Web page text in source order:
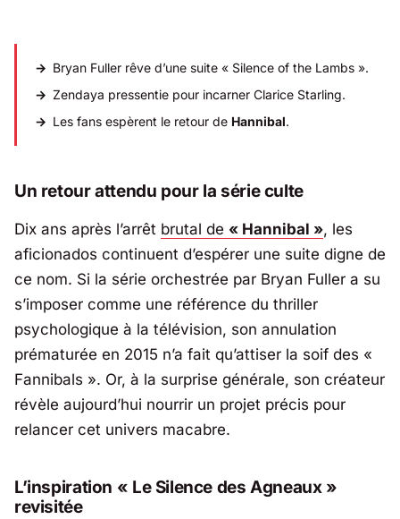
Bryan Fuller rêve d’une suite « Silence of the Lambs ».
Zendaya pressentie pour incarner Clarice Starling.
Les fans espèrent le retour de Hannibal.
Un retour attendu pour la série culte
Dix ans après l’arrêt brutal de « Hannibal », les
aficionados continuent d’espérer une suite digne de
ce nom. Si la série orchestrée par Bryan Fuller a su
s’imposer comme une référence du thriller
psychologique à la télévision, son annulation
prématurée en 2015 n’a fait qu’attiser la soif des «
Fannibals ». Or, à la surprise générale, son créateur
révèle aujourd’hui nourrir un projet précis pour
relancer cet univers macabre.
L’inspiration « Le Silence des Agneaux »
revisitée